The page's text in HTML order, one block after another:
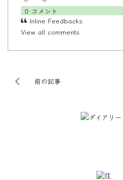
0 コメント
Inline Feedbacks
View all comments
前の記事